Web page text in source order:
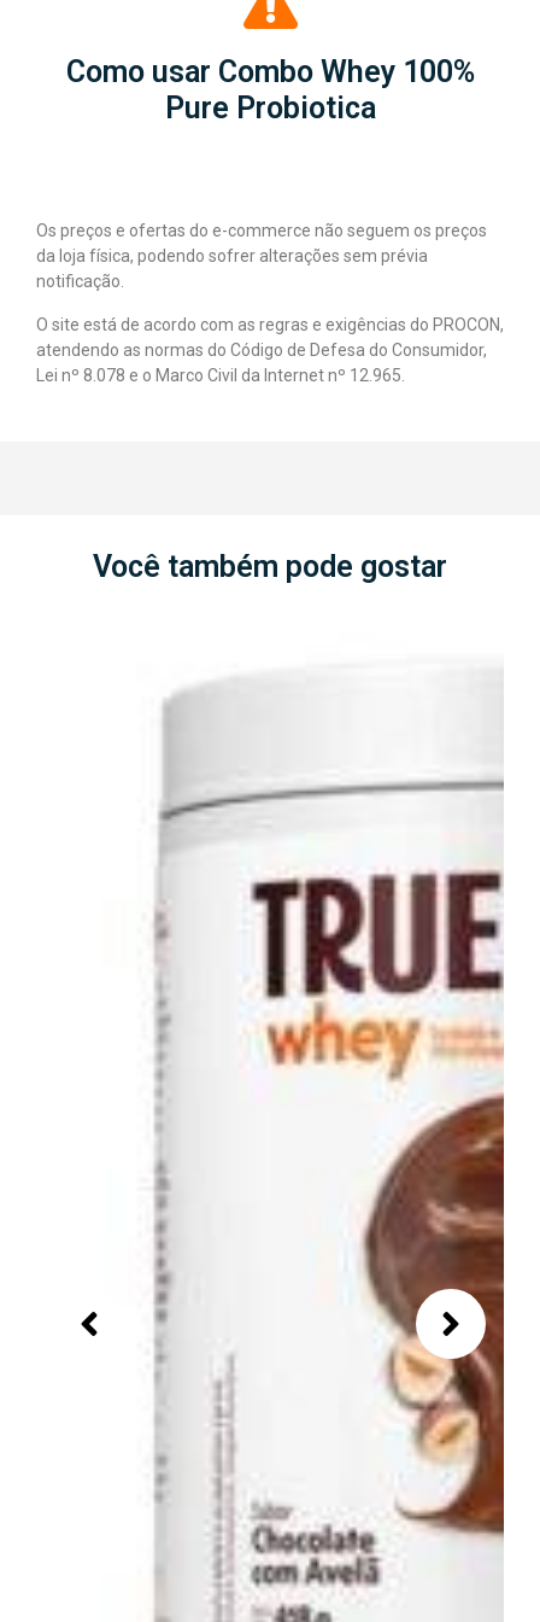
Como usar Combo Whey 100%
Pure Probiotica
Os preços e ofertas do e-commerce não seguem os preços
da loja física, podendo sofrer alterações sem prévia
notificação.
O site está de acordo com as regras e exigências do PROCON,
atendendo as normas do Código de Defesa do Consumidor,
Lei nº 8.078 e o Marco Civil da Internet nº 12.965.
Você também pode gostar